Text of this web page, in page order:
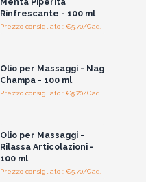
Rinfrescante - 100 ml
Prezzo consigliato : €5.70/Cad.
Olio per Massaggi - Nag
Champa - 100 ml
Prezzo consigliato : €5.70/Cad.
Olio per Massaggi -
Rilassa Articolazioni -
100 ml
Prezzo consigliato : €5.70/Cad.